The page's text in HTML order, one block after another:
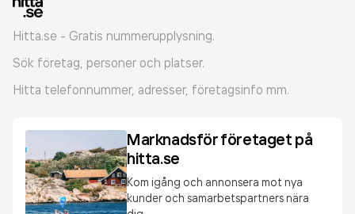
Hitta.se - Gratis nummerupplysning.
Sök företag, personer och platser.
Hitta telefonnummer, adresser, företagsinfo mm.
Marknadsför företaget på
hitta.se
Kom igång och annonsera mot nya
kunder och samarbetspartners nära